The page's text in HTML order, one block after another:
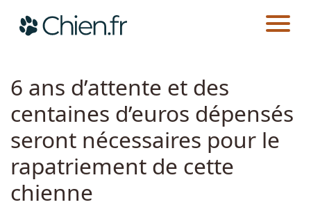
Races
Guides
CHIEN.FR ACTUALITÉS
6 ans d’attente et des
centaines d’euros dépensés
seront nécessaires pour le
rapatriement de cette
chienne